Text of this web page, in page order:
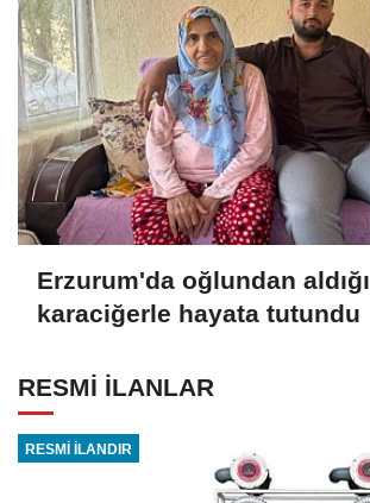
Erzurum'da oğlundan aldığı
karaciğerle hayata tutundu
RESMİ İLANLAR
RESMİ İLANDIR